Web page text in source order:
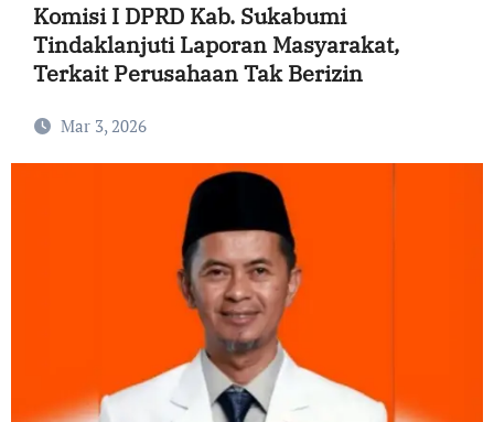
Komisi I DPRD Kab. Sukabumi
Tindaklanjuti Laporan Masyarakat,
Terkait Perusahaan Tak Berizin
Mar 3, 2026